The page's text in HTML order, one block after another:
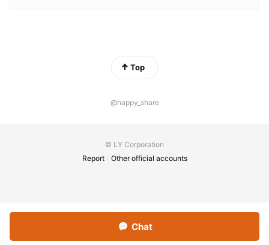
Top
@happy_share
© LY Corporation
Report
Other official accounts
Chat